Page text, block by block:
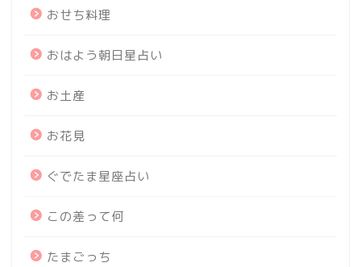
おせち料理
おはよう朝日星占い
お土産
お花見
ぐでたま星座占い
この差って何
たまごっち